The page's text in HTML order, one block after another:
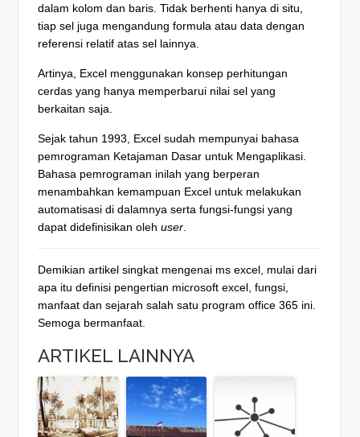
dalam kolom dan baris. Tidak berhenti hanya di situ,
tiap sel juga mengandung formula atau data dengan
referensi relatif atas sel lainnya.
Artinya, Excel menggunakan konsep perhitungan
cerdas yang hanya memperbarui nilai sel yang
berkaitan saja.
Sejak tahun 1993, Excel sudah mempunyai bahasa
pemrograman Ketajaman Dasar untuk Mengaplikasi.
Bahasa pemrograman inilah yang berperan
menambahkan kemampuan Excel untuk melakukan
automatisasi di dalamnya serta fungsi-fungsi yang
dapat didefinisikan oleh user.
Demikian artikel singkat mengenai ms excel, mulai dari
apa itu definisi pengertian microsoft excel, fungsi,
manfaat dan sejarah salah satu program office 365 ini.
Semoga bermanfaat.
ARTIKEL LAINNYA